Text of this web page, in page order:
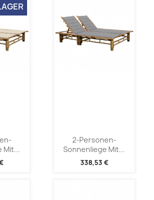
Mit...
2-Personen-
Sonnenliege Mit...
338,53 €